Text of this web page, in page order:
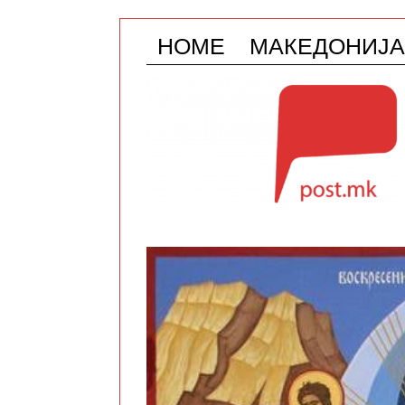
HOME МАКЕДОНИЈА